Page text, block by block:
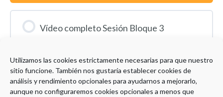
Utilizamos las cookies estrictamente necesarias para que nuestro
sitio funcione. También nos gustaría establecer cookies de
análisis y rendimiento opcionales para ayudarnos a mejorarlo,
aunque no configuraremos cookies opcionales a menos que
Vídeo completo Sesión Bloque 3
Encuesta